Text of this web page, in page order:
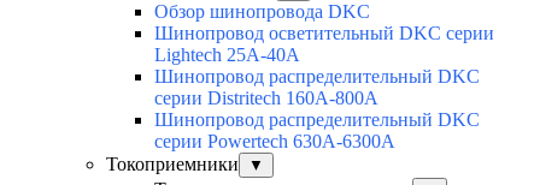
Обзор шинопровода DKC
Шинопровод осветительный DKC серии
Lightech 25А-40А
Шинопровод распределительный DKC
серии Distritech 160А-800А
Шинопровод распределительный DKC
серии Powertech 630А-6300А
Токоприемники
▼